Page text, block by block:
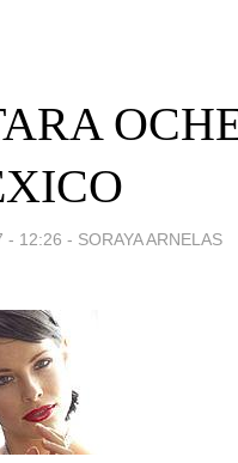
- 12:26 - SORAYA ARNELAS